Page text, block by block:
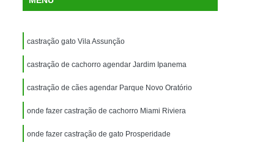
Consulta para Animais Silvestres
Santo André
Veterinária para Animais Silvestres
Exame de Eletrocardiograma Veterinário
Exame de Imagem para Animais
Exame de Radiologia para Animais
castração gato Vila Assunção
castração de cachorro agendar Jardim Ipanema
castração de cães agendar Parque Novo Oratório
onde fazer castração de cachorro Miami Riviera
onde fazer castração de gato Prosperidade